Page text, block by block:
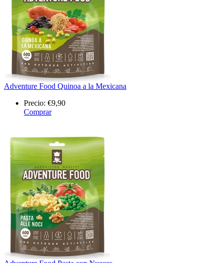
Adventure Food Quinoa a la Mexicana
Precio: €9,90
Comprar